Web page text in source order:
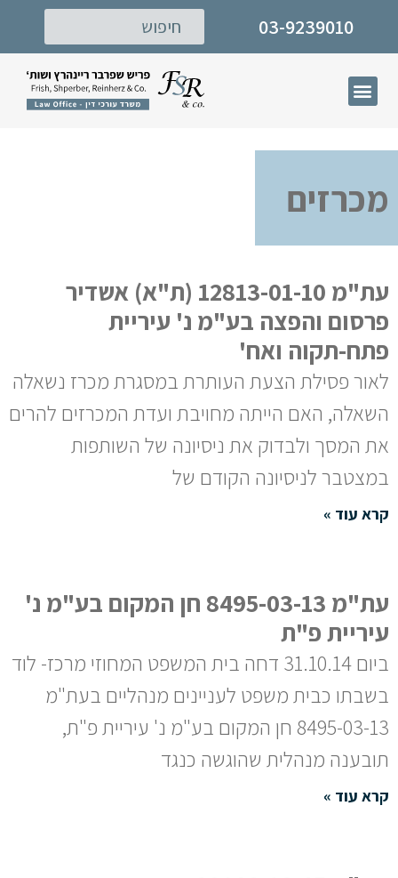
03-9239010
מכרזים
עת"מ 12813-01-10 (ת"א) אשדיר
פרסום והפצה בע"מ נ' עיריית
פתח-תקוה ואח'
לאור פסילת הצעת העותרת במסגרת מכרז נשאלה
השאלה, האם הייתה מחויבת ועדת המכרזים להרים
את המסך ולבדוק את ניסיונה של השותפות
במצטבר לניסיונה הקודם של
קרא עוד »
עת"מ 8495-03-13 חן המקום בע"מ נ'
עיריית פ"ת
ביום 31.10.14 דחה בית המשפט המחוזי מרכז- לוד
בשבתו כבית משפט לעניינים מנהליים בעת"מ
8495-03-13 חן המקום בע"מ נ' עיריית פ"ת,
תובענה מנהלית שהוגשה כנגד
קרא עוד »